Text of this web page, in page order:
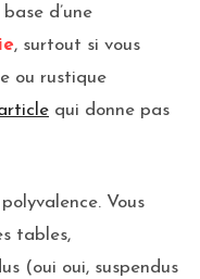
d’une
, surtout si vous
ou rustique
qui donne pas
Vous
tables,
(oui oui, suspendus